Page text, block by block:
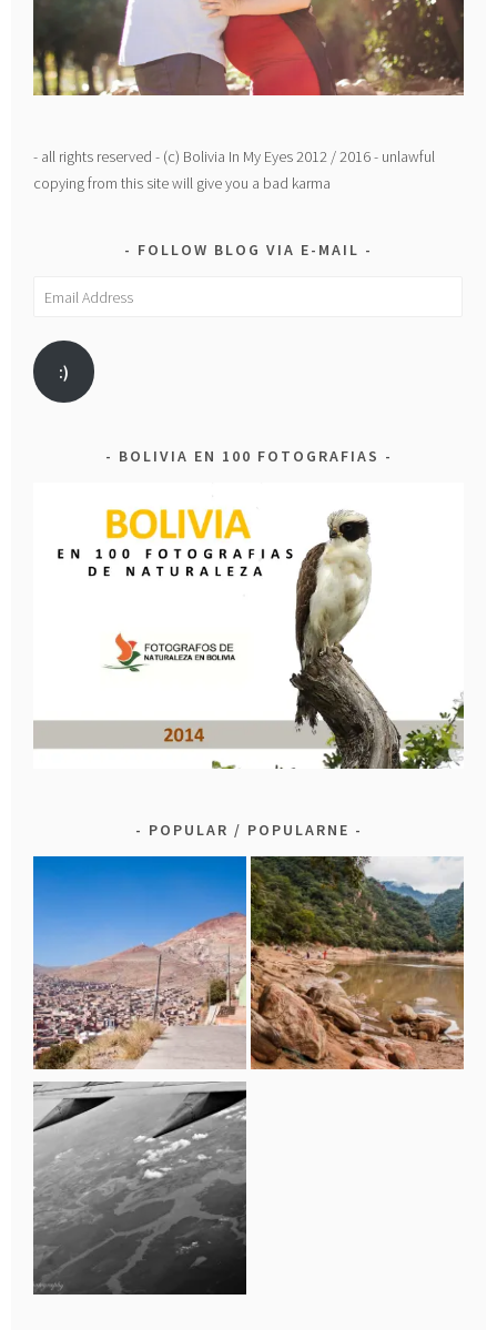
- all rights reserved - (c) Bolivia In My Eyes 2012 / 2016 - unlawful
copying from this site will give you a bad karma
FOLLOW BLOG VIA E-MAIL
Email
:)
BOLIVIA EN 100 FOTOGRAFIAS
POPULAR / POPULARNE